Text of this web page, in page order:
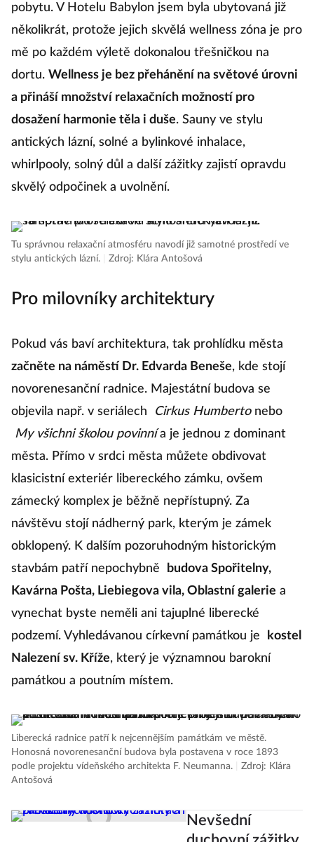
pobytu. V Hotelu Babylon jsem byla ubytovaná již
několikrát, protože jejich skvělá wellness zóna je pro
mě po každém výletě dokonalou třešničkou na
dortu. Wellness je bez přehánění na světové úrovni
a přináší množství relaxačních možností pro
dosažení harmonie těla i duše. Sauny ve stylu
antických lázní, solné a bylinkové inhalace,
whirlpooly, solný důl a další zážitky zajistí opravdu
skvělý odpočinek a uvolnění.
Tu správnou relaxační atmosféru navodí již samotné prostředí ve
stylu antických lázní.
Zdroj: Klára Antošová
Pro milovníky architektury
Pokud vás baví architektura, tak prohlídku města
začněte na náměstí Dr. Edvarda Beneše, kde stojí
novorenesanční radnice. Majestátní budova se
objevila např. v seriálech
Cirkus Humbertonebo
My všichni školou povinnía je jednou z dominant
města. Přímo v srdci města můžete obdivovat
klasicistní exteriér libereckého zámku, ovšem
zámecký komplex je běžně nepřístupný. Za
návštěvu stojí nádherný park, kterým je zámek
obklopený. K dalším pozoruhodným historickým
stavbám patří nepochybně
budova Spořitelny,
Kavárna Pošta, Liebiegova vila, Oblastní galerie a
vynechat byste neměli ani tajuplné liberecké
podzemí. Vyhledávanou církevní památkou je
kostel
Nalezení sv. Kříže, který je významnou barokní
památkou a poutním místem.
Liberecká radnice patří k nejcennějším památkám ve městě.
Honosná novorenesanční budova byla postavena v roce 1893
podle projektu vídeňského architekta F. Neumanna.
Zdroj: Klára
Antošová
Nevšední